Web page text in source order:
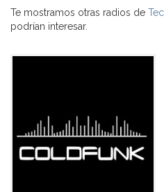
Te mostramos otras radios de
podrían interesar.